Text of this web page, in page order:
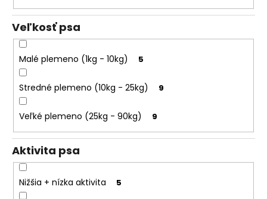
o
v
Veľkosť psa
Malé plemeno (1kg - 10kg) 5
Stredné plemeno (10kg - 25kg) 9
Veľké plemeno (25kg - 90kg) 9
Aktivita psa
Nižšia + nízka aktivita 5
O
d
p
o
ú
a
m
e